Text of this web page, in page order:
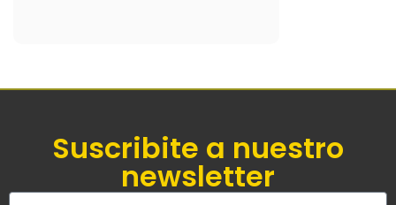
Suscribite a nuestro
newsletter